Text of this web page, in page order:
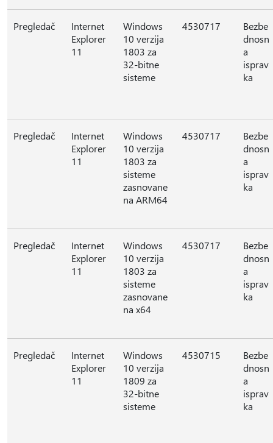
Pregledač
Internet
Explorer
11
Windows
10 verzija
1803 za
32-bitne
sisteme
4530717
Bezbe
dnosn
a
isprav
ka
Pregledač
Internet
Explorer
11
Windows
10 verzija
1803 za
sisteme
zasnovane
na ARM64
4530717
Bezbe
dnosn
a
isprav
ka
Pregledač
Internet
Explorer
11
Windows
10 verzija
1803 za
sisteme
zasnovane
na x64
4530717
Bezbe
dnosn
a
isprav
ka
Pregledač
Internet
Explorer
11
Windows
10 verzija
1809 za
32-bitne
sisteme
4530715
Bezbe
dnosn
a
isprav
ka